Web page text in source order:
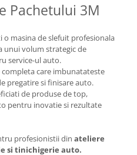
Pachetului 3M
o masina de slefuit profesionala
unui volum strategic de
service-ul auto.
completa care imbunatateste
pregatire si finisare auto.
de produse de top,
pentru inovatie si rezultate
profesionistii din ateliere
si tinichigerie auto.